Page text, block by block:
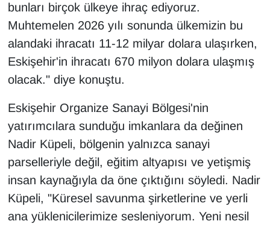
bunları birçok ülkeye ihraç ediyoruz.
Muhtemelen 2026 yılı sonunda ülkemizin bu
alandaki ihracatı 11-12 milyar dolara ulaşırken,
Eskişehir'in ihracatı 670 milyon dolara ulaşmış
olacak." diye konuştu.
Eskişehir Organize Sanayi Bölgesi'nin
yatırımcılara sunduğu imkanlara da değinen
Nadir Küpeli, bölgenin yalnızca sanayi
parselleriyle değil, eğitim altyapısı ve yetişmiş
insan kaynağıyla da öne çıktığını söyledi. Nadir
Küpeli, "Küresel savunma şirketlerine ve yerli
ana yüklenicilerimize sesleniyorum. Yeni nesil